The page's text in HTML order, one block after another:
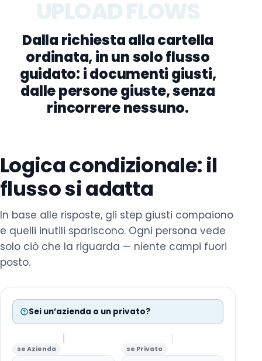
Dalla richiesta alla cartella
ordinata, in un solo flusso
guidato: i documenti giusti,
dalle persone giuste, senza
rincorrere nessuno.
Logica condizionale: il
flusso si adatta
In base alle risposte, gli step giusti compaiono
e quelli inutili spariscono. Ogni persona vede
solo ciò che la riguarda — niente campi fuori
posto.
Sei un’azienda o un privato?
se Azienda se Privato